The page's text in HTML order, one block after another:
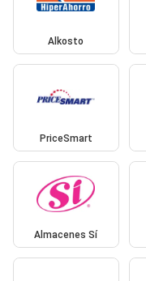
Alkosto
PriceSmart
Almacenes Sí